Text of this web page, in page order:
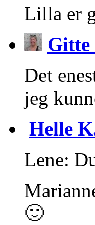
Lilla er
Gitte
Det
jeg
Helle
Lene:
🙂